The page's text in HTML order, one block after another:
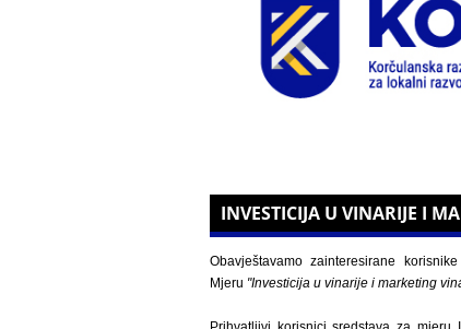
INVESTICIJA U VINARIJE I
Obavještavamo zainteresirane
Mjeru "Investicija u vinarije i marketing